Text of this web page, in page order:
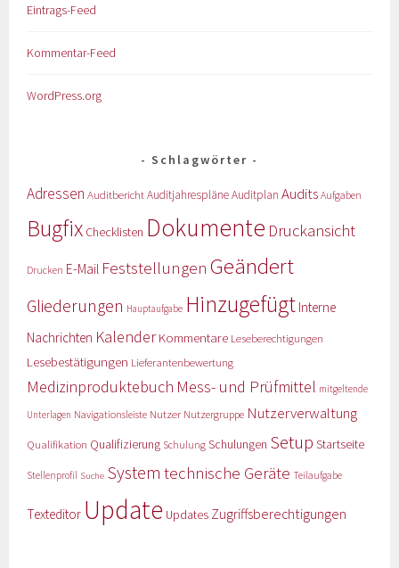
Eintrags-Feed
Kommentar-Feed
WordPress.org
Schlagwörter
Adressen AuditberichtAuditjahrespläneAuditplan Audits Aufgaben
Bugfix Checklisten Dokumente Druckansicht
Drucken E-Mail Feststellungen Geändert
Gliederungen Hauptaufgabe Hinzugefügt Interne
Nachrichten KalenderKommentare Leseberechtigungen
Lesebestätigungen Lieferantenbewertung
Medizinproduktebuch Mess- und Prüfmittel mitgeltende
Unterlagen Navigationsleiste Nutzer Nutzergruppe Nutzerverwaltung
Qualifikation Qualifizierung Schulung Schulungen Setup Startseite
Stellenprofil Suche System technische Geräte Teilaufgabe
Texteditor Update Updates Zugriffsberechtigungen